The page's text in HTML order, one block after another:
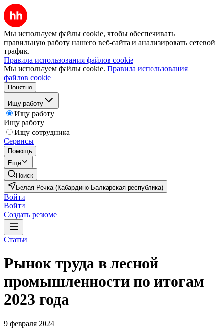
Мы используем файлы cookie, чтобы обеспечивать
правильную работу нашего веб-сайта и анализировать сетевой
трафик.
Правила использования файлов cookie
Мы используем файлы cookie. Правила использования
файлов cookie
Понятно
Ищу работу
Ищу работу
Ищу работу
Ищу сотрудника
Сервисы
Помощь
Ещё
Поиск
Белая Речка (Кабардино-Балкарская республика)
Войти
Войти
Создать резюме
Статьи
Рынок труда в лесной
промышленности по итогам
2023 года
9 февраля 2024